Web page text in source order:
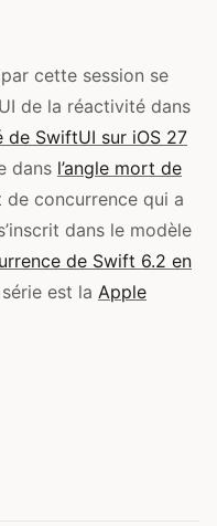
cette session se
de la réactivité dans
SwiftUI sur iOS 27
dans l’angle mort de
de concurrence qui a
dans le modèle
de Swift 6.2 en
est la Apple